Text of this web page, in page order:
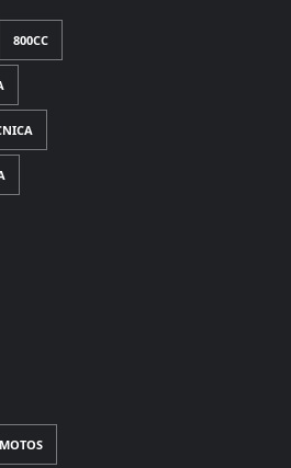
800CC
MOTOS